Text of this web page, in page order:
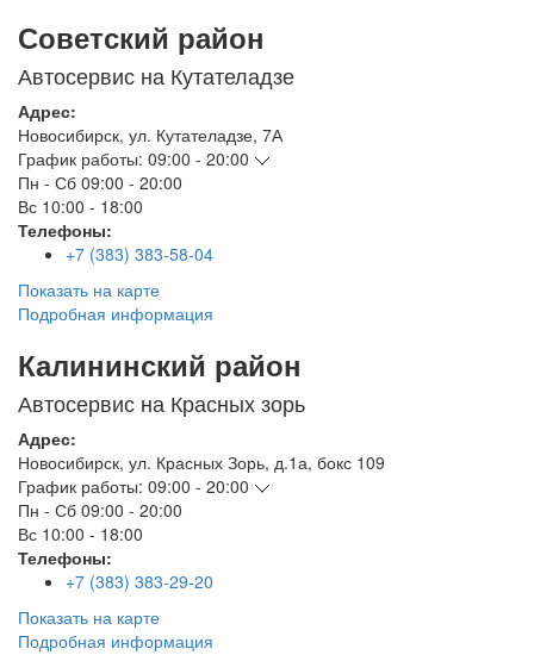
Советский район
Автосервис на Кутателадзе
Адрес:
Новосибирск, ул. Кутателадзе, 7А
График работы: 09:00 - 20:00
Пн - Сб 09:00 - 20:00
Вс 10:00 - 18:00
Телефоны:
+7 (383) 383-58-04
Показать на карте
Подробная информация
Калининский район
Автосервис на Красных зорь
Адрес:
Новосибирск, ул. Красных Зорь, д.1а, бокс 109
График работы: 09:00 - 20:00
Пн - Сб 09:00 - 20:00
Вс 10:00 - 18:00
Телефоны:
+7 (383) 383-29-20
Показать на карте
Подробная информация